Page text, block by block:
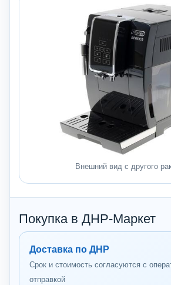
Внешний вид с другого
Покупка в ДНР-Маркет
Доставка по ДНР
Срок и стоимость согласуются с
отправкой